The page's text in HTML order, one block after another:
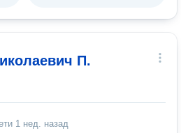
П.
1 нед. назад